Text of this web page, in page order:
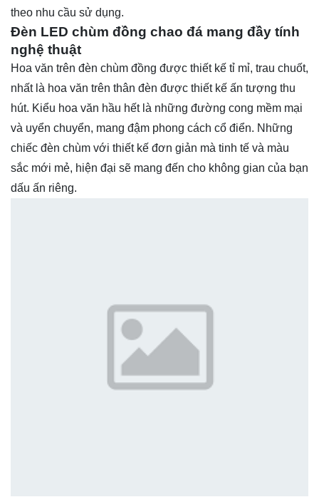
theo nhu cầu sử dụng.
Đèn LED chùm đồng chao đá mang đầy tính
nghệ thuật
Hoa văn trên đèn chùm đồng được thiết kế tỉ mỉ, trau chuốt,
nhất là hoa văn trên thân đèn được thiết kế ấn tượng thu
hút. Kiểu hoa văn hầu hết là những đường cong mềm mại
và uyển chuyển, mang đậm phong cách cổ điển. Những
chiếc đèn chùm với thiết kế đơn giản mà tinh tế và màu
sắc mới mẻ, hiện đại sẽ mang đến cho không gian của bạn
dấu ấn riêng.